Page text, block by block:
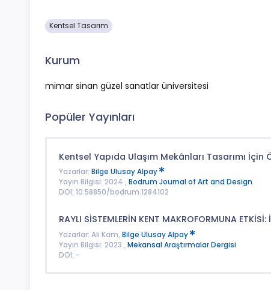
Kentsel Tasarım
Kurum
mimar sinan güzel sanatlar üniversitesi
Popüler Yayınları
Kentsel Yapıda Ulaşım Mekânları Tasarımı İçin
Yazarlar: Bilge Ulusay Alpay
Yayın Bilgisi: 2024 , Bodrum Journal of Art and Design
DOI: 10.58850/bodrum.1284102
RAYLI SİSTEMLERİN KENT MAKROFORMUNA
Yazarlar: Ali Kam, Bilge Ulusay Alpay
Yayın Bilgisi: 2023 , Mekansal Araştırmalar Dergisi
DOI: -